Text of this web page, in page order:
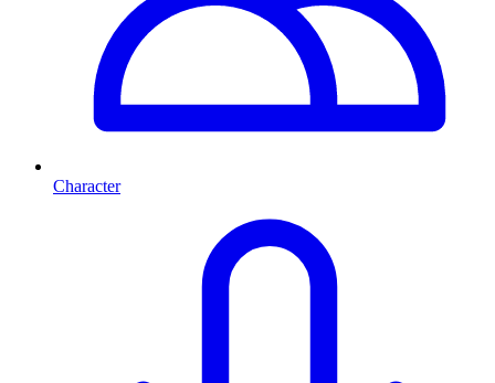
Character